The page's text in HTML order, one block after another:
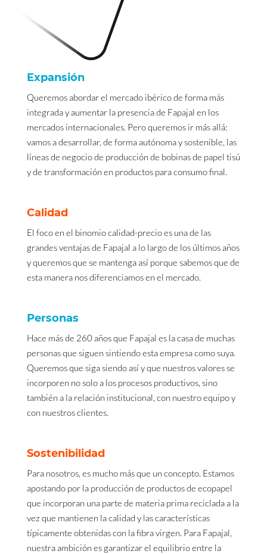
Expansión
Queremos abordar el mercado ibérico de forma más
integrada y aumentar la presencia de Fapajal en los
mercados internacionales. Pero queremos ir más allá:
vamos a desarrollar, de forma autónoma y sostenible, las
líneas de negocio de producción de bobinas de papel tisú
y de transformación en productos para consumo final.
Calidad
El foco en el binomio calidad-precio es una de las
grandes ventajas de Fapajal a lo largo de los últimos años
y queremos que se mantenga así porque sabemos que de
esta manera nos diferenciamos en el mercado.
Personas
Hace más de 260 años que Fapajal es la casa de muchas
personas que siguen sintiendo esta empresa como suya.
Queremos que siga siendo así y que nuestros valores se
incorporen no solo a los procesos productivos, sino
también a la relación institucional, con nuestro equipo y
con nuestros clientes.
Sostenibilidad
Para nosotros, es mucho más que un concepto. Estamos
apostando por la producción de productos de ecopapel
que incorporan una parte de materia prima reciclada a la
vez que mantienen la calidad y las características
típicamente obtenidas con la fibra virgen. Para Fapajal,
nuestra ambición es garantizar el equilibrio entre la